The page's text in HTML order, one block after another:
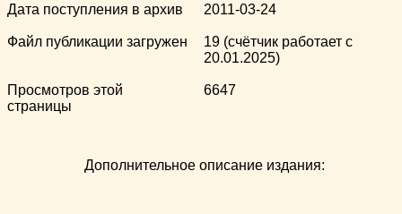
Дата поступления в архив 2011-03-24
Файл публикации загружен
19 (счётчик работает с
20.01.2025)
Просмотров этой
страницы
6647
Дополнительное описание издания: